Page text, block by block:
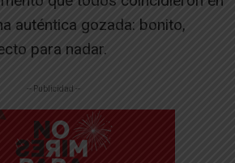
auténtica gozada: bonito,
para nadar.
-- Publicidad --